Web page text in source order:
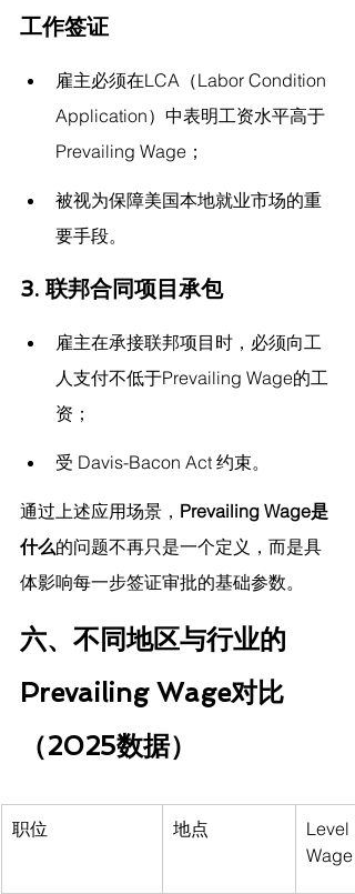
工作签证
雇主必须在LCA（Labor Condition
Application）中表明工资水平高于
Prevailing Wage；
被视为保障美国本地就业市场的重
要手段。
3. 联邦合同项目承包
雇主在承接联邦项目时，必须向工
人支付不低于Prevailing Wage的工
资；
受 Davis-Bacon Act 约束。
通过上述应用场景， Prevailing Wage是
什么的问题不再只是一个定义，而是具
体影响每一步签证审批的基础参数。
六、不同地区与行业的
Prevailing Wage对比
（2025数据）
职位 地点
Level
Wage